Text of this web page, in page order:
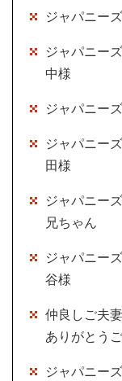
ジャパニー
ジャパニー
中様
ジャパニー
ジャパニー
田様
ジャパニー
兄ちゃん
ジャパニー
谷様
仲良しご夫
ありがとう
ジャパニー